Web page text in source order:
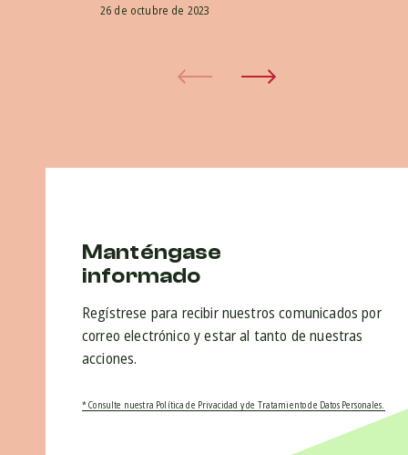
26 de octubre de 2023
Manténgase
informado
Regístrese para recibir nuestros comunicados por
correo electrónico y estar al tanto de nuestras
acciones.
* Consulte nuestra Política de Privacidad y de Tratamiento de Datos Personales.